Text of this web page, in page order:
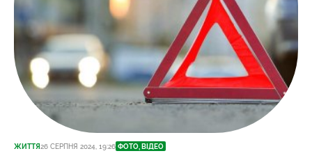
ЖИТТЯ26 СЕРПНЯ 2024, 19:26 ФОТО, ВІДЕО